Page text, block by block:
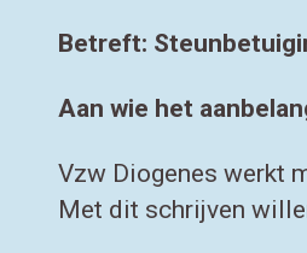
Betreft:
Aan wie het
Vzw Diogenes werkt
Met dit schrijven